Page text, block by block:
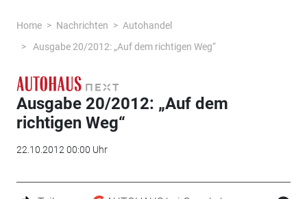
Home Nachrichten
Autohandel
Ausgabe 20/2012: „Auf dem richtigen Weg“
Ausgabe 20/2012: „Auf dem
richtigen Weg“
22.10.2012 00:00 Uhr